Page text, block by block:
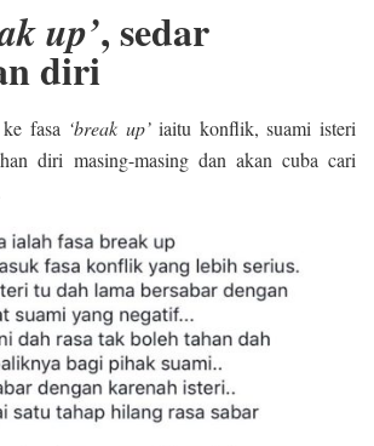
up’, sedar
diri
fasa ‘break up’iaitu konflik, suami isteri
diri masing-masing dan akan cuba cari